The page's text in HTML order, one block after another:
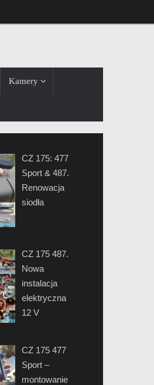
Kamery
CZ 175: 477
Sport & 487.
Renowacja
siodła
CZ 175 487.
Nowa
instalacja
elektryczna
12 V
CZ 175 477
Sport –
montowanie